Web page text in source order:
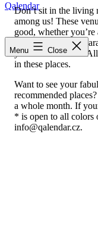
Qalendar
Menu Close
Don’t sit in the living
among us! These
good, whether
you love dancing,
yourself in silence.
in these places.
Want to see your
recommended
a whole month. If
* is open to all colors
info@qalendar.cz.